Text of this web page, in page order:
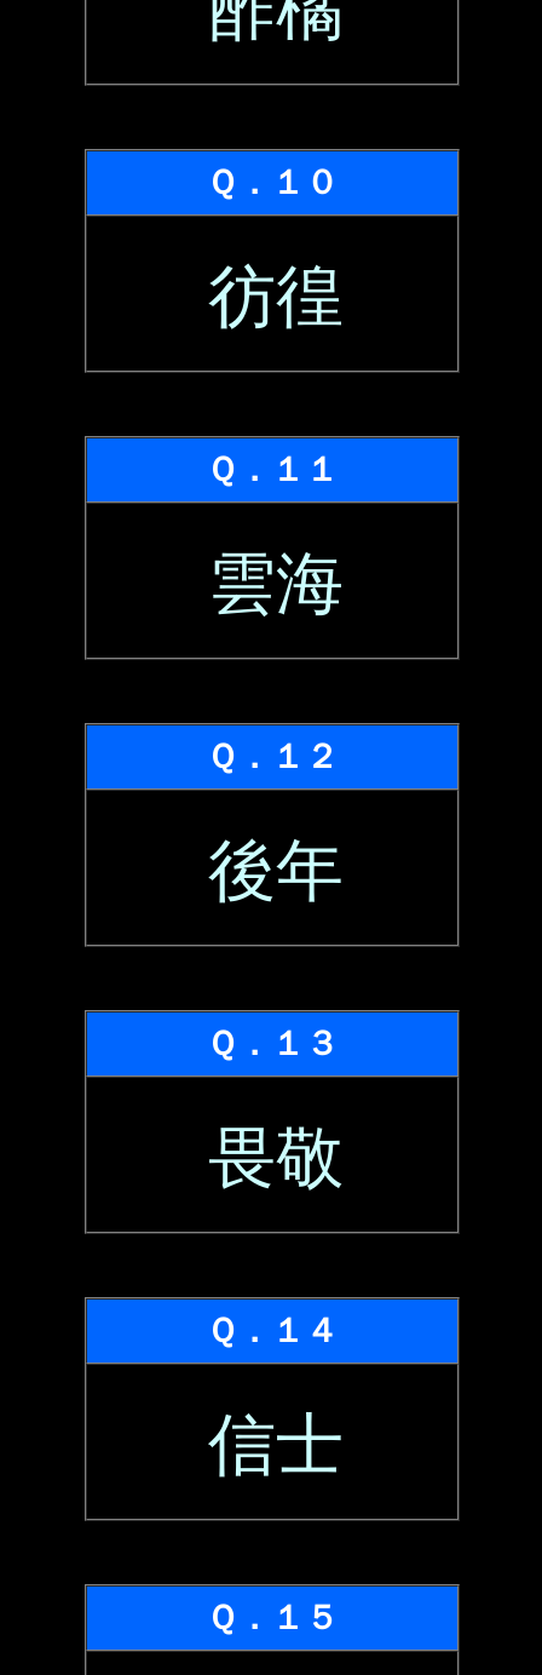
Ｑ．１０
彷徨
Ｑ．１１
雲海
Ｑ．１２
後年
Ｑ．１３
畏敬
Ｑ．１４
信士
Ｑ．１５